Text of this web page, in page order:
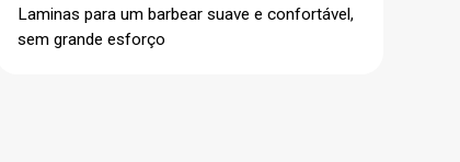
Laminas para um barbear suave e confortável,
sem grande esforço